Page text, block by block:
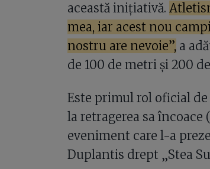
această inițiativă.
mea, iar acest nou
nostru are nevoie”, a
de 100 de metri și 200
Este primul rol oficial
la retragerea sa încoace
eveniment care l-a
Duplantis drept „Stea